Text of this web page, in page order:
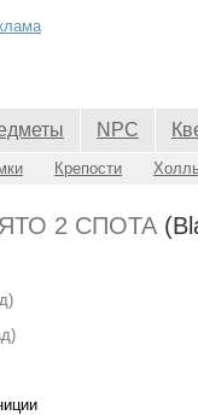
NPC
Крепости
2 СПОТА